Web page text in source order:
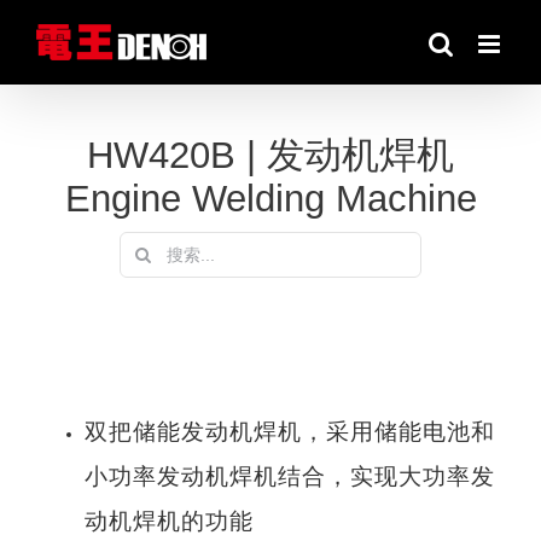
内
HW420B | 发动机焊机
Engine Welding Machine
搜
索：
双把储能发动机焊机，采用储能电池和
小功率发动机焊机结合，实现大功率发
动机焊机的功能